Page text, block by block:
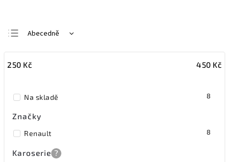
Abecedně
Nejdražší
250 Kč 450 Kč
Na skladě 8
Značky
Renault 8
Karoserie ?